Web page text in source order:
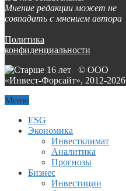
Мнение редакции может не
совпадать с мнением автора
Политика
конфиденциальности
© ООО
«Инвест-Форсайт», 2012-2026
Меню
ESG
Экономика
Инвестклимат
Аналитика
Прогнозы
Бизнес
Инвестиции